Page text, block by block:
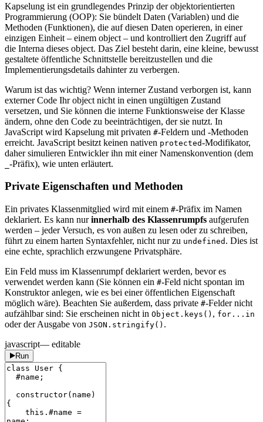
Kapselung ist ein grundlegendes Prinzip der objektorientierten
Programmierung (OOP): Sie bündelt Daten (Variablen) und die
Methoden (Funktionen), die auf diesen Daten operieren, in einer
einzigen Einheit – einem object – und kontrolliert den Zugriff auf
die Interna dieses object. Das Ziel besteht darin, eine kleine, bewusst
gestaltete öffentliche Schnittstelle bereitzustellen und die
Implementierungsdetails dahinter zu verbergen.
Warum ist das wichtig? Wenn interner Zustand verborgen ist, kann
externer Code Ihr object nicht in einen ungültigen Zustand
versetzen, und Sie können die interne Funktionsweise der Klasse
ändern, ohne den Code zu beeinträchtigen, der sie nutzt. In
JavaScript wird Kapselung mit privaten #-Feldern und -Methoden
erreicht. JavaScript besitzt keinen nativen protected-Modifikator,
daher simulieren Entwickler ihn mit einer Namenskonvention (dem
-Präfix), wie unten erläutert.
Private Eigenschaften und Methoden
Ein privates Klassenmitglied wird mit einem #-Präfix im Namen
deklariert. Es kann nurinnerhalb des Klassenrumpfs aufgerufen
werden – jeder Versuch, es von außen zu lesen oder zu schreiben,
führt zu einem harten Syntaxfehler, nicht nur zu undefined . Dies ist
eine echte, sprachlich erzwungene Privatsphäre.
Ein Feld muss im Klassenrumpf deklariert werden, bevor es
verwendet werden kann (Sie können ein #-Feld nicht spontan im
Konstruktor anlegen, wie es bei einer öffentlichen Eigenschaft
möglich wäre). Beachten Sie außerdem, dass private #-Felder nicht
aufzählbar sind: Sie erscheinen nicht in Object.keys() , for...in
oder der Ausgabe von JSON.stringify() .
javascript— editable
Run